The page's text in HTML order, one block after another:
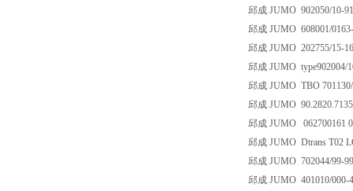
邱成 JUMO 902050/10-
邱成 JUMO 608001/
邱成 JUMO 202755/15-
邱成 JUMO type902004/
邱成 JUMO TBO
邱成 JUMO
邱成 JUMO 062700161
邱成 JUMO Dtrans T02
邱成 JUMO 702044/99-
邱成 JUMO 401010/000-